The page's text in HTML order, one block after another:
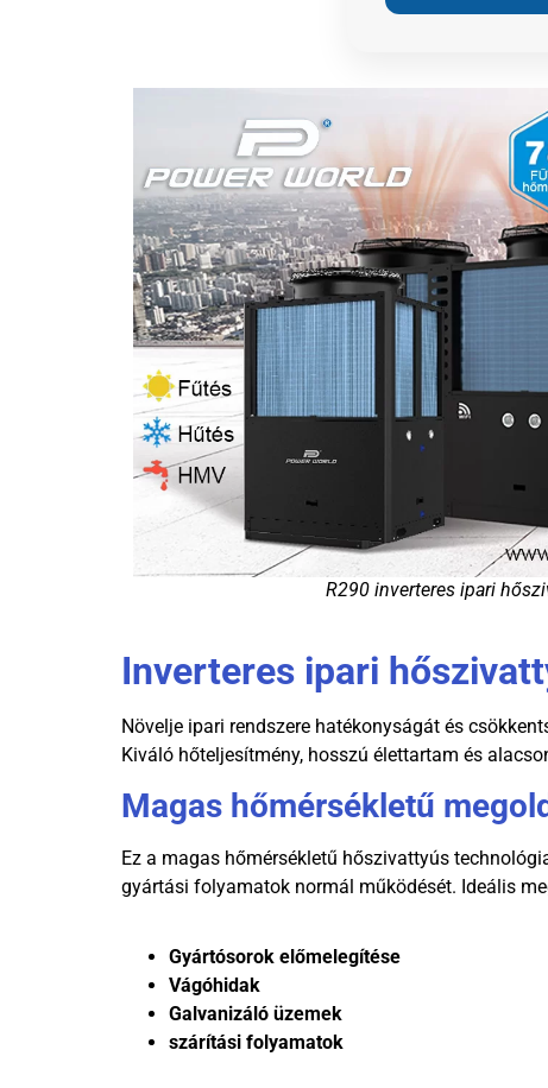
R290 inverteres ipari
Inverteres ipari
Növelje ipari rendszere hatékonyságát és
Kiváló hőteljesítmény, hosszú élettartam és
Magas hőmérsékletű
Ez a magas hőmérsékletű hőszivattyús
gyártási folyamatok normál működését. Ideális
Gyártósorok előmelegítése
Vágóhidak
Galvanizáló üzemek
szárítási folyamatok